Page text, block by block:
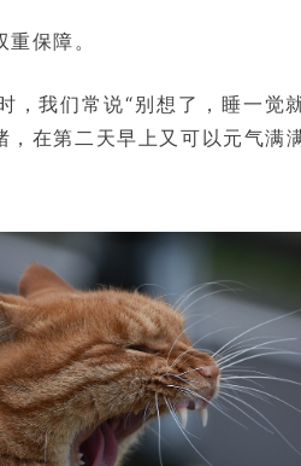
保障。
，我们常说“别想了，睡一觉
在第二天早上又可以元气满